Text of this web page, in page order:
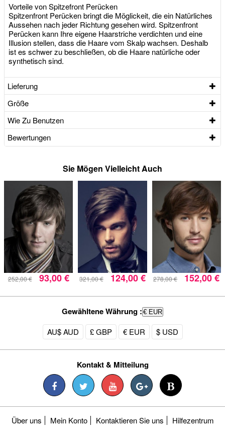
Vorteile von Spitzefront Perücken
Spitzenfront Perücken bringt die Möglickeit, die ein Natürliches
Aussehen nach jeder Richtung gesehen wird. Spitzenfront
Perücken kann Ihre eigene Haarstriche verdichten und eine
Illusion stellen, dass die Haare vom Skalp wachsen. Deshalb
ist es schwer zu beschließen, ob die Haare natürliche oder
synthetisch sind.
Lieferung
Größe
Wie Zu Benutzen
Bewertungen
Sie Mögen Vielleicht Auch
252,00 € 93,00 € 321,00 € 124,00 € 278,00 € 152,00 €
Gewähltene Währung : € EUR
AU$ AUD £ GBP € EUR $ USD
Kontakt & Mitteilung
Über uns Mein Konto Kontaktieren Sie uns Hilfezentrum